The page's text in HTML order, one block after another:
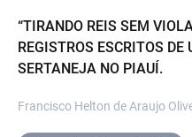
“TIRANDO REIS SEM
REGISTROS ESCRITOS
SERTANEJA NO PIAUÍ.
Francisco Helton de Araujo